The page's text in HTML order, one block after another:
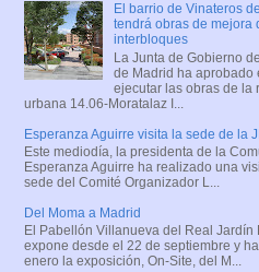
El barrio de Vinateros
tendrá obras de mejora
interbloques
La Junta de Gobierno
de Madrid ha aprobado
ejecutar las obras de la
urbana 14.06-Moratalaz I...
Esperanza Aguirre visita la sede de la
Este mediodía, la presidenta de la
Esperanza Aguirre ha realizado una
sede del Comité Organizador L...
Del Moma a Madrid
El Pabellón Villanueva del Real Jardín
expone desde el 22 de septiembre y
enero la exposición, On-Site, del M...